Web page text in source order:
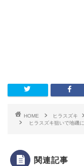
HOME ヒラスズキ
ヒラスズキ狙いで地磯
関連記事